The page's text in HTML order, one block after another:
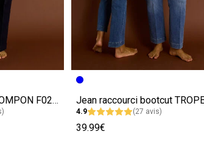
Jean flare à pont POMPON F02 femme
Image précédente
Image suivante
4.9 (27 avis)
39.99€